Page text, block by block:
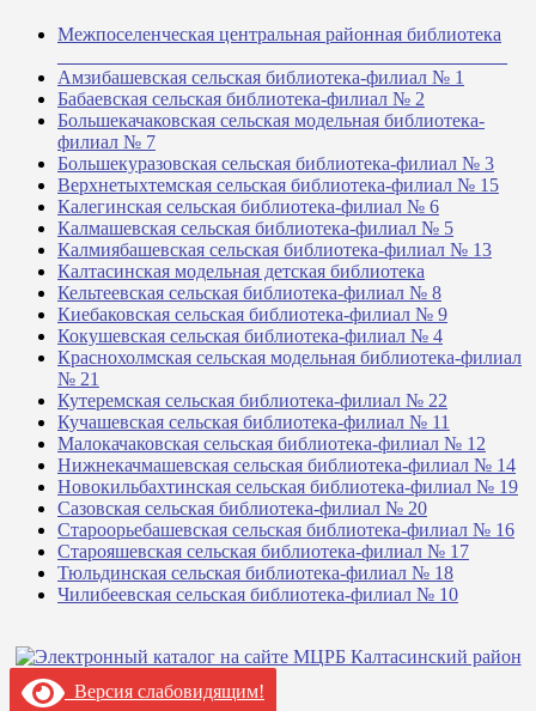
Межпоселенческая центральная районная библиотека
Амзибашевская сельская библиотека-филиал № 1
Бабаевская сельская библиотека-филиал № 2
Большекачаковская сельская модельная библиотека-
филиал № 7
Большекуразовская сельская библиотека-филиал № 3
Верхнетыхтемская сельская библиотека-филиал № 15
Калегинская сельская библиотека-филиал № 6
Калмашевская сельская библиотека-филиал № 5
Калмиябашевская сельская библиотека-филиал № 13
Калтасинская модельная детская библиотека
Кельтеевская сельская библиотека-филиал № 8
Киебаковская сельская библиотека-филиал № 9
Кокушевская сельская библиотека-филиал № 4
Краснохолмская сельская модельная библиотека-филиал
№ 21
Кутеремская сельская библиотека-филиал № 22
Кучашевская сельская библиотека-филиал № 11
Малокачаковская сельская библиотека-филиал № 12
Нижнекачмашевская сельская библиотека-филиал № 14
Новокильбахтинская сельская библиотека-филиал № 19
Сазовская сельская библиотека-филиал № 20
Староорьебашевская сельская библиотека-филиал № 16
Старояшевская сельская библиотека-филиал № 17
Тюльдинская сельская библиотека-филиал № 18
Чилибеевская сельская библиотека-филиал № 10
Версия слабовидящим!